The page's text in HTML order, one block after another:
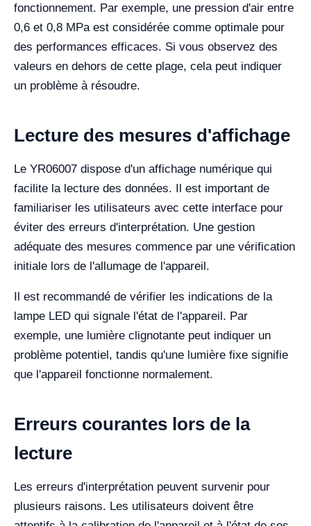
fonctionnement. Par exemple, une pression d'air entre
0,6 et 0,8 MPa est considérée comme optimale pour
des performances efficaces. Si vous observez des
valeurs en dehors de cette plage, cela peut indiquer
un problème à résoudre.
Lecture des mesures d'affichage
Le YR06007 dispose d'un affichage numérique qui
facilite la lecture des données. Il est important de
familiariser les utilisateurs avec cette interface pour
éviter des erreurs d'interprétation. Une gestion
adéquate des mesures commence par une vérification
initiale lors de l'allumage de l'appareil.
Il est recommandé de vérifier les indications de la
lampe LED qui signale l'état de l'appareil. Par
exemple, une lumière clignotante peut indiquer un
problème potentiel, tandis qu'une lumière fixe signifie
que l'appareil fonctionne normalement.
Erreurs courantes lors de la
lecture
Les erreurs d'interprétation peuvent survenir pour
plusieurs raisons. Les utilisateurs doivent être